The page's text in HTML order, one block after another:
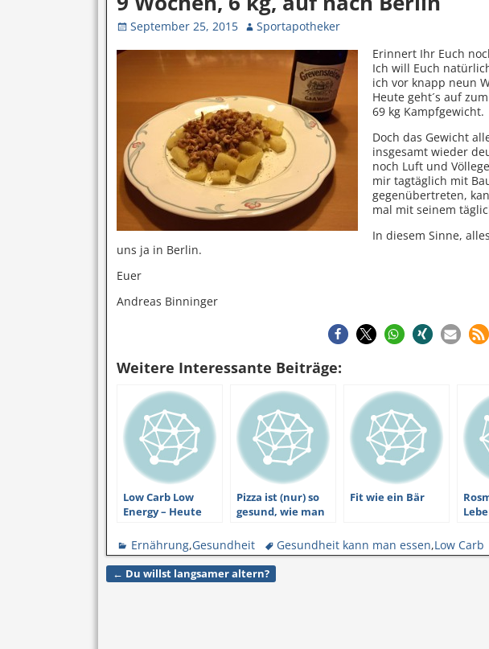
September 25, 2015
Sportapotheker
Erinnert Ihr Euch
Ich will Euch
ich vor knapp neun
Heute geht´s auf
69 kg Kampfgewicht.
Doch das Gewicht
insgesamt wieder
noch Luft und
mir tagtäglich mit
gegenübertreten,
mal mit seinem
In diesem Sinne,
uns ja in Berlin.
Euer
Andreas Binninger
Weitere Interessante Beiträge:
Low Carb Low
Energy – Heute
gesunde schnelle
Küche mit wenig
Kalorien
Pizza ist (nur) so
gesund, wie man
Sogar #LowCarb
ist möglich.
Fit wie ein Bär
Ernährung,Gesundheit Gesundheit kann man essen,Low Carb
Artikelnavigation
← Du willst langsamer altern?